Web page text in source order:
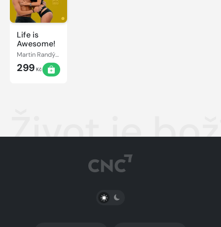
Life is
Awesome!
Martin Randýsek
299 Kč
Život je
PŘEPNOUT SVĚTLÝ/TMAVÝ REŽIM